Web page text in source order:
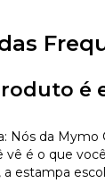
é
Nós da Mymo
vê é o que
a estampa